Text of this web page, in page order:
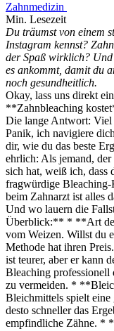
Zahnmedizin
Min. Lesezeit
Du träumst von einem
Instagram kennst?
der Spaß wirklich?
es ankommt, damit du
noch gesundheitlich.
Okay, lass uns direkt
**Zahnbleaching
Die lange Antwort: Viel
Panik, ich navigiere
dir, wie du das beste
ehrlich: Als jemand,
sich hat, weiß ich, dass
fragwürdige Bleaching-
beim Zahnarzt ist alles
Und wo lauern die
Überblick:** * **Art
vom Weizen. Willst du
Methode hat ihren
ist teurer, aber er kann
Bleaching professionell
zu vermeiden. *
Bleichmittels spielt
desto schneller das
empfindliche Zähne. *